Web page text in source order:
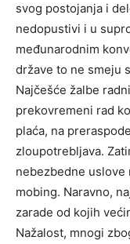
svog postojanja i
nedopustivi i u
međunarodnim
države to ne smeju
Najčešće žalbe
prekovremeni rad
plaća, na
zloupotrebljava.
nebezbedne uslove
mobing. Naravno,
zarade od kojih
Nažalost, mnogi